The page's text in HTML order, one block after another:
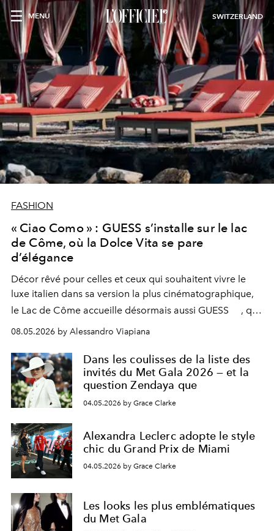
MENU SWITZERLAND
FASHION
« Ciao Como » : GUESS s’installe sur le lac
de Côme, où la Dolce Vita se pare
d’élégance
Décor rêvé pour celles et ceux qui souhaitent vivre le
luxe italien dans sa version la plus cinématographique,
le Lac de Côme accueille désormais aussi GUESS
, qui
signe un takeover entre boutiques, hôtels, bateaux et
fragrances. L’une des opérations de style les plus
réussies de la saison.
08.05.2026 by Alessandro Viapiana
Dans les coulisses de la liste des
invités du Met Gala 2026 — et la
question Zendaya que
04.05.2026 by Grace Clarke
Alexandra Leclerc adopte le style
chic du Grand Prix de Miami
04.05.2026 by Grace Clarke
Les looks les plus emblématiques
du Met Gala